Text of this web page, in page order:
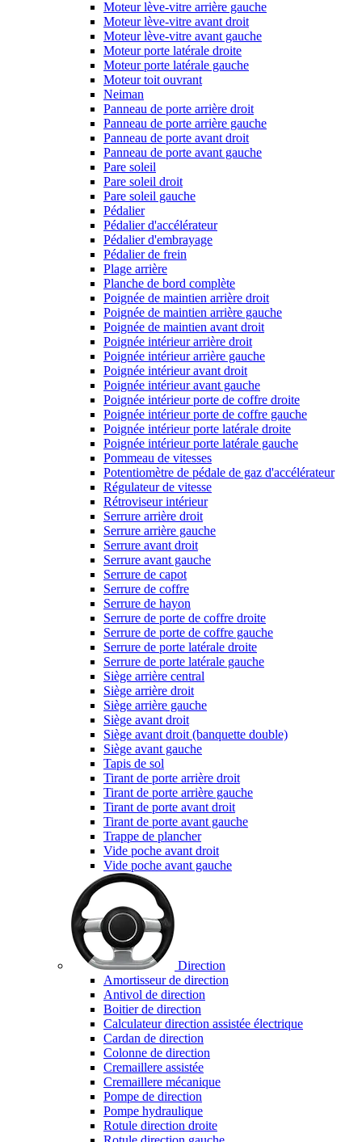
Moteur lève-vitre arrière gauche
Moteur lève-vitre avant droit
Moteur lève-vitre avant gauche
Moteur porte latérale droite
Moteur porte latérale gauche
Moteur toit ouvrant
Neiman
Panneau de porte arrière droit
Panneau de porte arrière gauche
Panneau de porte avant droit
Panneau de porte avant gauche
Pare soleil
Pare soleil droit
Pare soleil gauche
Pédalier
Pédalier d'accélérateur
Pédalier d'embrayage
Pédalier de frein
Plage arrière
Planche de bord complète
Poignée de maintien arrière droit
Poignée de maintien arrière gauche
Poignée de maintien avant droit
Poignée intérieur arrière droit
Poignée intérieur arrière gauche
Poignée intérieur avant droit
Poignée intérieur avant gauche
Poignée intérieur porte de coffre droite
Poignée intérieur porte de coffre gauche
Poignée intérieur porte latérale droite
Poignée intérieur porte latérale gauche
Pommeau de vitesses
Potentiomètre de pédale de gaz d'accélérateur
Régulateur de vitesse
Rétroviseur intérieur
Serrure arrière droit
Serrure arrière gauche
Serrure avant droit
Serrure avant gauche
Serrure de capot
Serrure de coffre
Serrure de hayon
Serrure de porte de coffre droite
Serrure de porte de coffre gauche
Serrure de porte latérale droite
Serrure de porte latérale gauche
Siège arrière central
Siège arrière droit
Siège arrière gauche
Siège avant droit
Siège avant droit (banquette double)
Siège avant gauche
Tapis de sol
Tirant de porte arrière droit
Tirant de porte arrière gauche
Tirant de porte avant droit
Tirant de porte avant gauche
Trappe de plancher
Vide poche avant droit
Vide poche avant gauche
Direction
Amortisseur de direction
Antivol de direction
Boitier de direction
Calculateur direction assistée électrique
Cardan de direction
Colonne de direction
Cremaillere assistée
Cremaillere mécanique
Pompe de direction
Pompe hydraulique
Rotule direction droite